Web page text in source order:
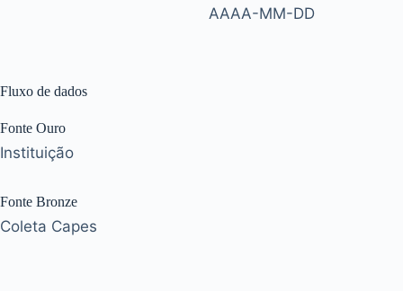
AAAA-MM-DD
Fluxo de dados
Fonte Ouro
Instituição
Fonte Bronze
Coleta Capes